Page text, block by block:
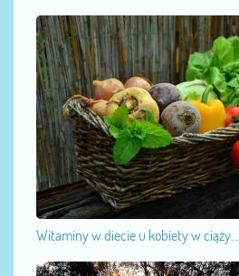
Witaminy w diecie u kobiety w ciąży...